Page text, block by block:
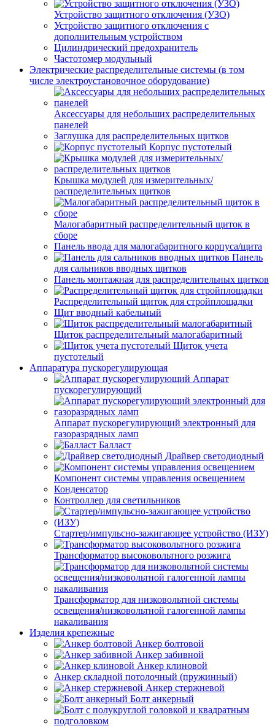
Устройство защитного отключения (УЗО)
Устройство защитного отключения с
дополнительным устройством
Цилиндрический предохранитель
Частотомер модульный
Электрические распределительные системы (в том
числе электроустановочное оборудование)
Аксессуары для небольших распределительных
панелей
Заглушка для распределительных щитков
Корпус пустотелый
Крышка модулей для измерительных/
распределительных щитков
Малогабаритный распределительный щиток в
сборе
Панель ввода для малогабаритного корпуса/щита
Панель
для сальников вводных щитков
Панель монтажная для распределительных щитков
Распределительный щиток для стройплощадки
Щит вводный кабельный
Щиток распределительный малогабаритный
Щиток учета
пустотелый
Аппаратура пускорегулирующая
Аппарат
пускорегулирующий
Аппарат пускорегулирующий электронный для
газоразрядных ламп
Балласт
Драйвер светодиодный
Компонент системы управления освещением
Конденсатор
Контроллер для светильников
Стартер/импульсно-зажигающее устройство (ИЗУ)
Трансформатор высоковольтного розжига
Трансформатор для низковольтной системы
освещения/низковольтной галогенной лампы
накаливания
Изделия крепежные
Анкер болтовой
Анкер забивной
Анкер клиновой
Анкер складной потолочный (пружинный)
Анкер стержневой
Болт анкерный